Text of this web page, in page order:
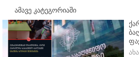
ამავე კატეგორიაში